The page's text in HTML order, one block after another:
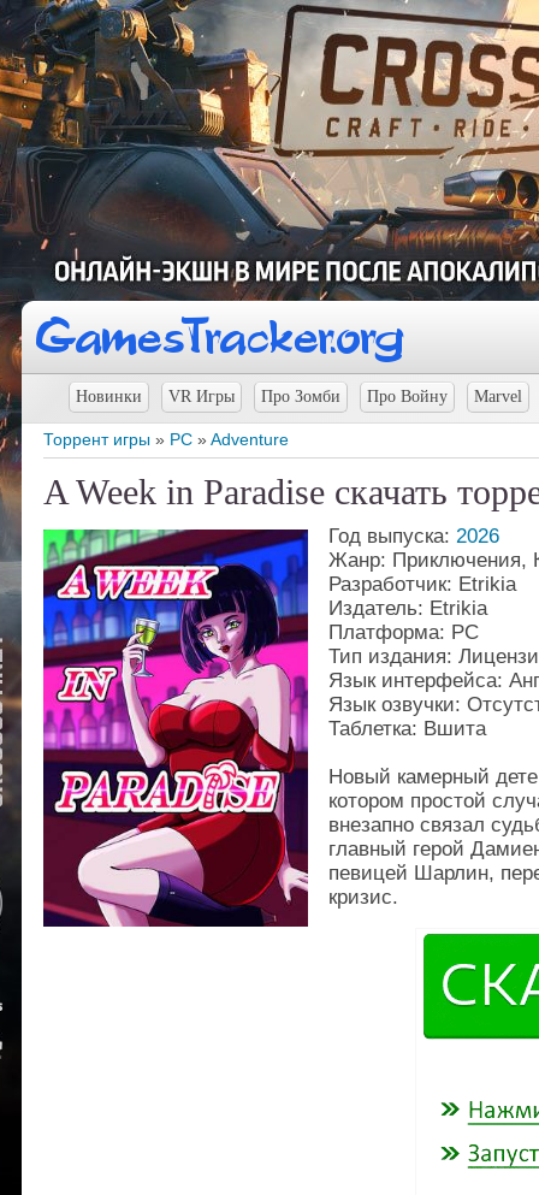
Новинки VR Игры Про Зомби Про Войну Marvel
Торрент игры » PC »Adventure
A Week in Paradise скачать
Год выпуска: 2026
Жанр: Приключения,
Разработчик: Etrikia
Издатель: Etrikia
Платформа: PC
Тип издания:
Язык интерфейса:
Язык озвучки:
Таблетка: Вшита
Новый камерный
котором простой
внезапно связал
главный герой
певицей Шарлин,
кризис.